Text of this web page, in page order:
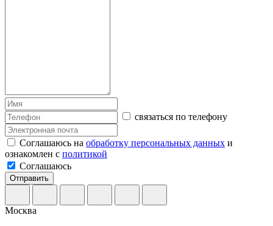
связаться по телефону
Соглашаюсь на обработку персональных данных и
ознакомлен с политикой
Соглашаюсь
Отправить
Москва